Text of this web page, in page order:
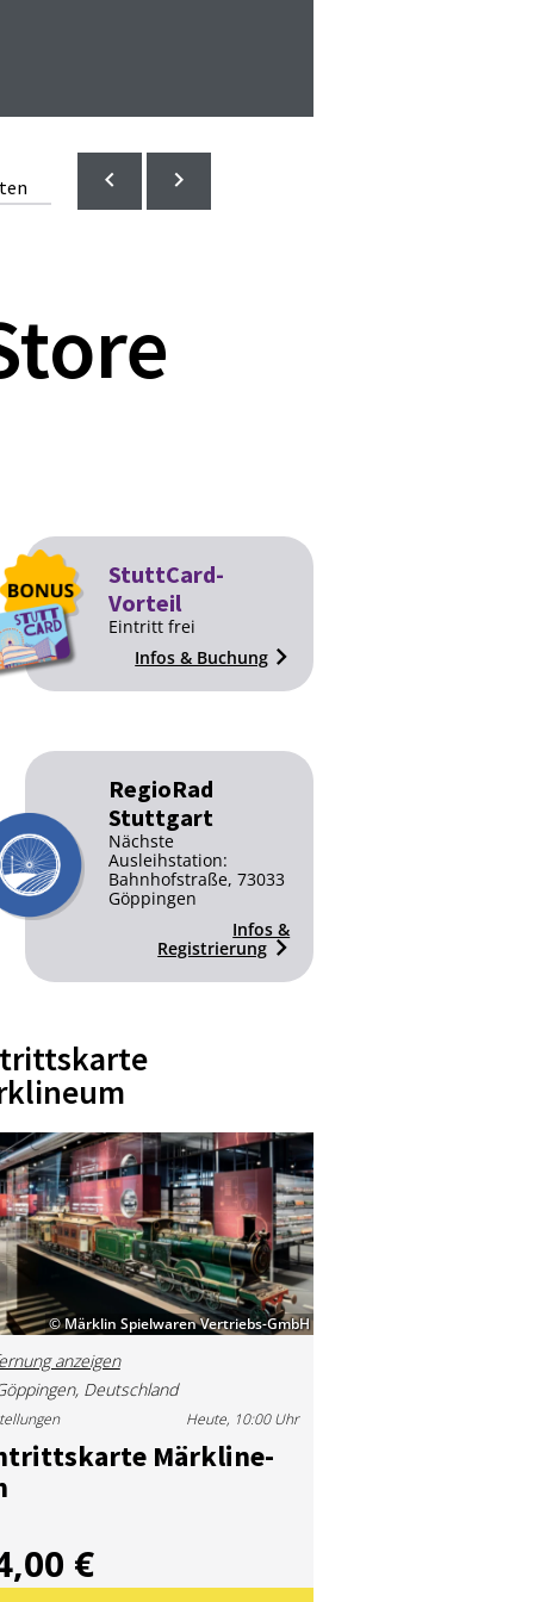
StuttCard-
Vorteil
Eintritt frei
Infos & Buchung
RegioRad
Stuttgart
Nächste
Ausleihstation:
Bahnhofstraße, 73033
Göppingen
Infos &
Registrierung
© Märklin Spielwaren Vertriebs-GmbH
anzeigen
Deutschland
Märk­li­n­e­
Heute, 10:00 Uhr
€